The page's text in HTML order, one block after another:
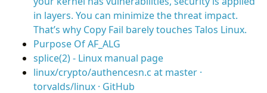
in layers. You can minimize the threat impact.
That’s why Copy Fail barely touches Talos Linux.
Purpose Of AF_ALG
splice(2) - Linux manual page
linux/crypto/authencesn.c at master ·
torvalds/linux · GitHub